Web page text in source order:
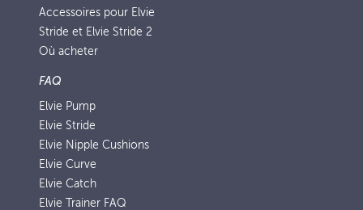
Accessoires pour Elvie
Stride et Elvie Stride 2
Où acheter
FAQ
Elvie Pump
Elvie Stride
Elvie Nipple Cushions
Elvie Curve
Elvie Catch
Elvie Trainer FAQ